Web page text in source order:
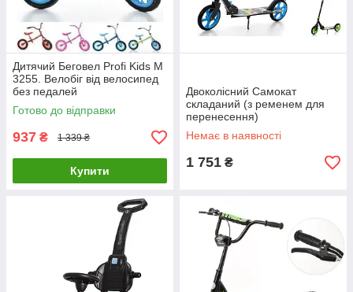
Дитячий Беговел Profi Kids M
3255. Велобіг від велосипед
без педалей
Готово до відправки
937 ₴ 1 339 ₴
Купити
Двоколісний Самокат
складаний (з ременем для
перенесення)
Немає в наявності
1 751 ₴